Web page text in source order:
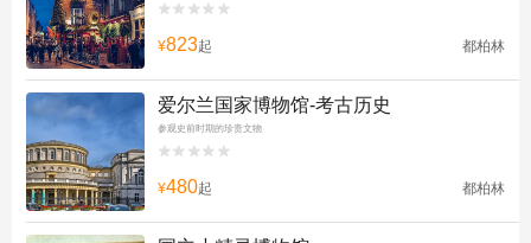


¥823起 都柏林
爱尔兰国家博物馆-考古历史
参观史前时期的珍贵文物


¥480起 都柏林